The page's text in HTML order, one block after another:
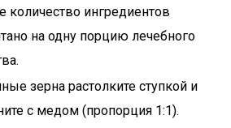
количество ингредиентов
на одну порцию лечебного
зерна растолките ступкой и
с медом (пропорция 1:1).